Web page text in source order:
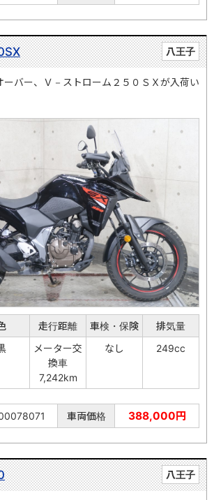
八王子
ーバー、Ｖ－ストローム２５０ＳＸが入荷い
走行距離 車検・保険
排気量
メーター交
換車
7,242km
なし 249cc
車両価格 388,000円
八王子